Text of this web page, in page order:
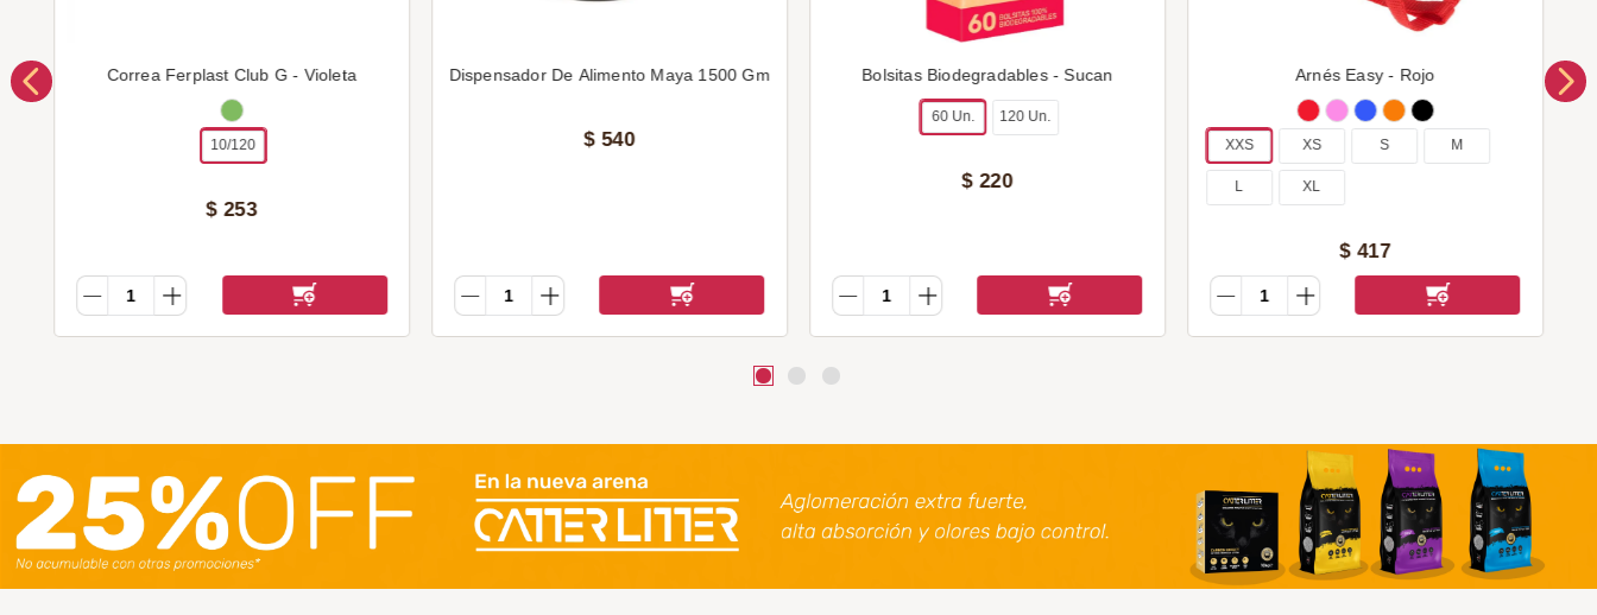
Correa Ferplast Club G - Violeta
10/120
$ 253
Dispensador De Alimento Maya 1500 Gm
$ 540
Bolsitas Biodegradables - Sucan
60 Un. 120 Un.
$ 220
Arnés Easy - Rojo
XXS XS S M
L XL
$ 417